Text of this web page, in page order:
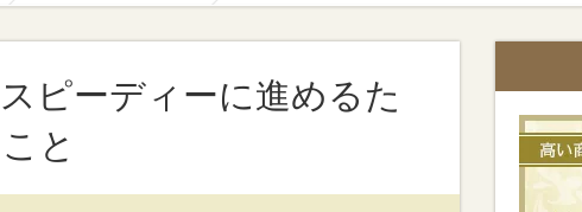
ピーディーに進めるた
と